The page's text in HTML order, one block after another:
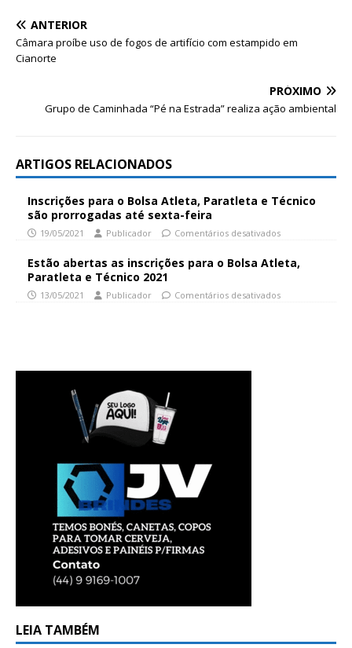
ANTERIOR
Câmara proíbe uso de fogos de artifício com estampido em
Cianorte
PRÓXIMO
Grupo de Caminhada “Pé na Estrada” realiza ação ambiental
ARTIGOS RELACIONADOS
Inscrições para o Bolsa Atleta, Paratleta e Técnico
são prorrogadas até sexta-feira
19/05/2021 Publicador Comentários desativados
Estão abertas as inscrições para o Bolsa Atleta,
Paratleta e Técnico 2021
13/05/2021 Publicador Comentários desativados
LEIA TAMBÉM